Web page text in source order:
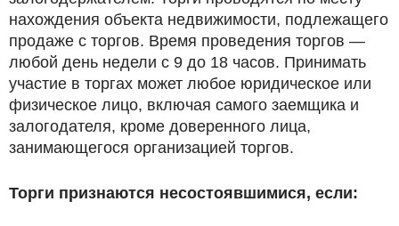
нахождения объекта недвижимости, подлежащего
продаже с торгов. Время проведения торгов —
любой день недели с 9 до 18 часов. Принимать
участие в торгах может любое юридическое или
физическое лицо, включая самого заемщика и
залогодателя, кроме доверенного лица,
занимающегося организацией торгов.
Торги признаются несостоявшимися, если: